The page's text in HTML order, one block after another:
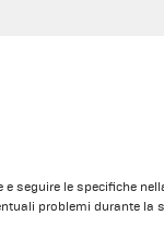
seguire le specifiche
problemi durante la